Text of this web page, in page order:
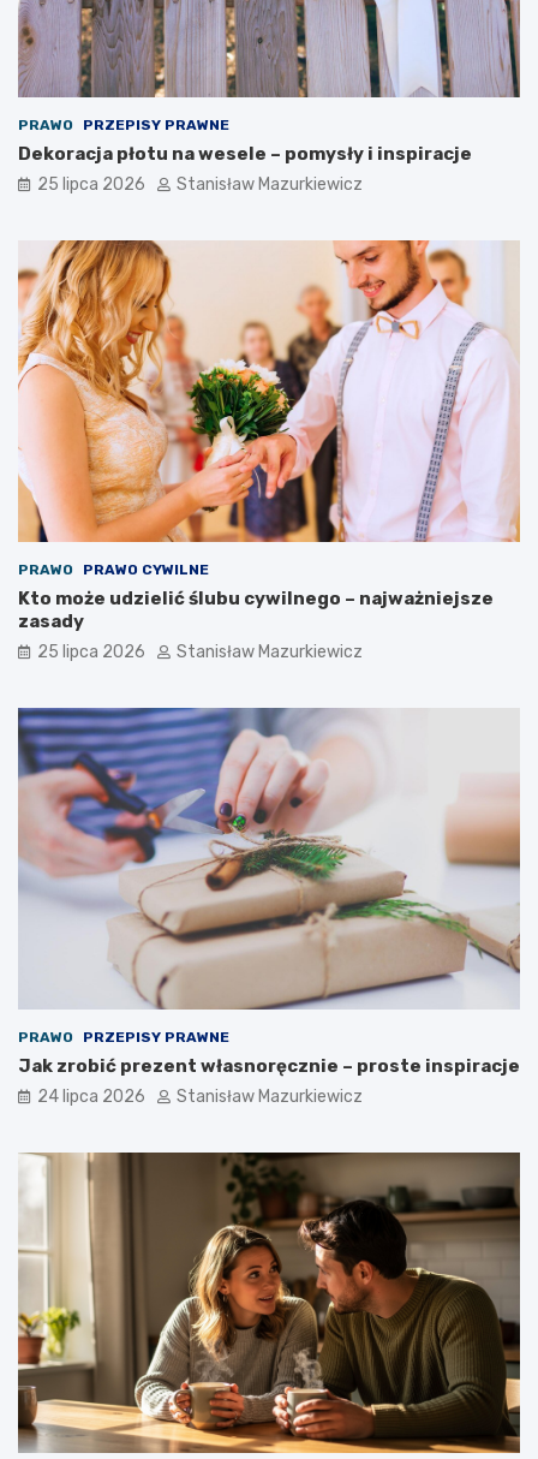
PRAWO PRZEPISY PRAWNE
Dekoracja płotu na wesele – pomysły i inspiracje
25 lipca 2026 Stanisław Mazurkiewicz
PRAWO PRAWO CYWILNE
Kto może udzielić ślubu cywilnego – najważniejsze
zasady
25 lipca 2026 Stanisław Mazurkiewicz
PRAWO PRZEPISY PRAWNE
Jak zrobić prezent własnoręcznie – proste inspiracje
24 lipca 2026 Stanisław Mazurkiewicz